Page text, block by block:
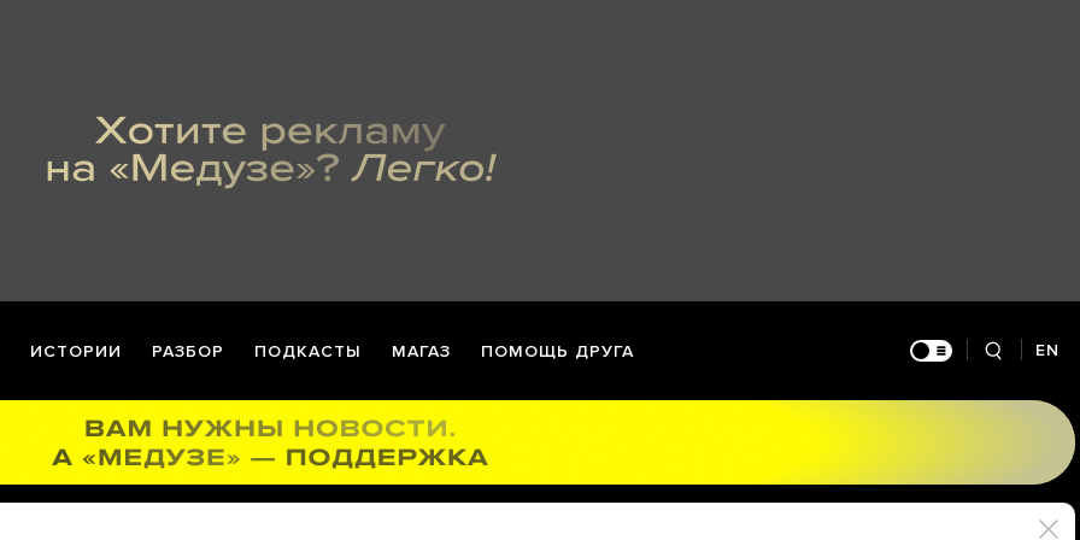
ИСТОРИИ РАЗБОР ПОДКАСТЫ МАГАЗ ПОМОЩЬ ДРУГА EN